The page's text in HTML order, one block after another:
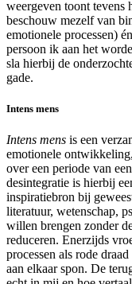
weergeven toont tevens
beschouw mezelf van
emotionele processen)
persoon ik aan het
sla hierbij de
gade.
Intens mens
Intens mens is een
emotionele
over een periode van
desintegratie is hierbij
inspiratiebron bij
literatuur, wetenschap,
willen brengen zonder
reduceren. Enerzijds
processen als rode
aan elkaar spon. De